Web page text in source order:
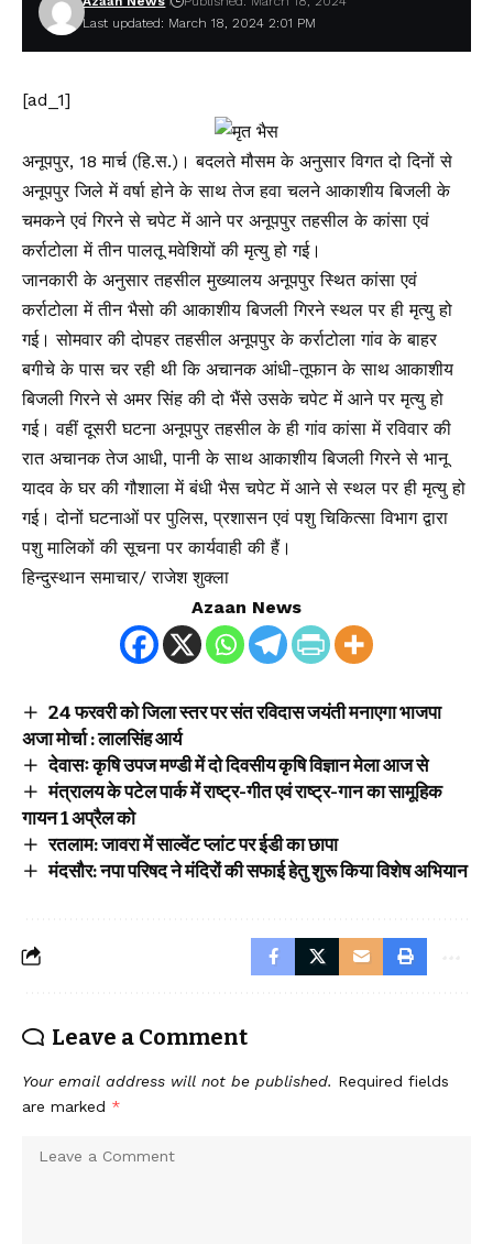
Last updated: March 18, 2024 2:01 PM
[ad_1]
अनूपपुर, 18 मार्च (हि.स.)। बदलते मौसम के अनुसार विगत दो दिनों से
अनूपपुर जिले में वर्षा होने के साथ तेज हवा चलने आकाशीय बिजली के
चमकने एवं गिरने से चपेट में आने पर अनूपपुर तहसील के कांसा एवं
कर्राटोला में तीन पालतू मवेशियों की मृत्यु हो गई।
जानकारी के अनुसार तहसील मुख्यालय अनूपपुर स्थित कांसा एवं
कर्राटोला में तीन भैसो की आकाशीय बिजली गिरने स्थल पर ही मृत्यु हो
गई। सोमवार की दोपहर तहसील अनूपपुर के कर्राटोला गांव के बाहर
बगीचे के पास चर रही थी कि अचानक आंधी-तूफान के साथ आकाशीय
बिजली गिरने से अमर सिंह की दो भैंसे उसके चपेट में आने पर मृत्यु हो
गई। वहीं दूसरी घटना अनूपपुर तहसील के ही गांव कांसा में रविवार की
रात अचानक तेज आधी, पानी के साथ आकाशीय बिजली गिरने से भानू
यादव के घर की गौशाला में बंधी भैस चपेट में आने से स्थल पर ही मृत्यु हो
गई। दोनों घटनाओं पर पुलिस, प्रशासन एवं पशु चिकित्सा विभाग द्वारा
पशु मालिकों की सूचना पर कार्यवाही की हैं।
हिन्दुस्थान समाचार/ राजेश शुक्ला
Azaan News
24 फरवरी को जिला स्तर पर संत रविदास जयंती मनाएगा भाजपा
अजा मोर्चा : लालसिंह आर्य
देवासः कृषि उपज मण्डी में दो दिवसीय कृषि विज्ञान मेला आज से
मंत्रालय के पटेल पार्क में राष्ट्र-गीत एवं राष्ट्र-गान का सामूहिक
गायन 1 अप्रैल को
रतलाम: जावरा में साल्वेंट प्लांट पर ईडी का छापा
मंदसौर: नपा परिषद ने मंदिरों की सफाई हेतु शुरू किया विशेष अभियान
Leave a Comment
Your email address will not be published. Required fields
are marked *